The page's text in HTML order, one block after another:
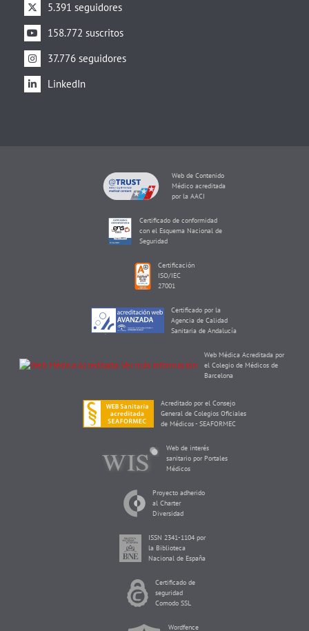
5.391 seguidores
158.772 suscritos
37.776 seguidores
LinkedIn
Web de Contenido
Médico acreditada
por la AACI
Certificado de conformidad
con el Esquema Nacional de
Seguridad
Certificación
ISO/IEC
27001
Certificado por la
Agencia de Calidad
Sanitaria de Andalucía
Web Médica Acreditada por
el Colegio de Médicos de
Barcelona
Acreditado por el Consejo
General de Colegios Oficiales
de Médicos - SEAFORMEC
Web de interés
sanitario por Portales
Médicos
Proyecto adherido
al Charter
Diversidad
ISSN 2341-1104 por
la Biblioteca
Nacional de España
Certificado de
seguridad
Comodo SSL
Wordfence